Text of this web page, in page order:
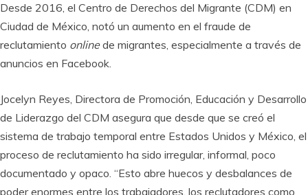
Desde 2016, el Centro de Derechos del Migrante (CDM) en
Ciudad de México, notó un aumento en el fraude de
reclutamiento onlinede migrantes, especialmente a través de
anuncios en Facebook.
Jocelyn Reyes, Directora de Promoción, Educación y Desarrollo
de Liderazgo del CDM asegura que desde que se creó el
sistema de trabajo temporal entre Estados Unidos y México, el
proceso de reclutamiento ha sido irregular, informal, poco
documentado y opaco. “Esto abre huecos y desbalances de
poder enormes entre los trabajadores, los reclutadores como